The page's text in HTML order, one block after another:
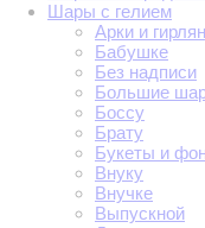
Шары с гелием
Арки и
Бабушке
Без надписи
Большие
Боссу
Брату
Букеты и
Внуку
Внучке
Выпускной